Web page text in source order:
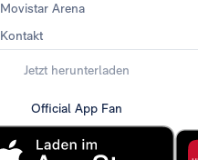
Movistar Arena
Kontakt
Jetzt herunterladen
Official App Fan